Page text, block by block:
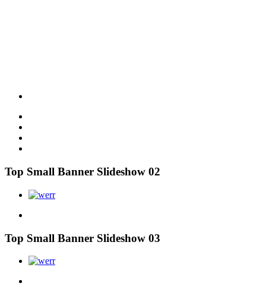
Top Small Banner Slideshow 02
Top Small Banner Slideshow 03